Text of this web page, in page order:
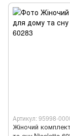
Артикул: 95998-
Жіночий